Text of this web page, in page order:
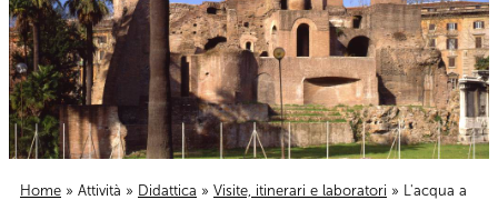
Home » Attività » Didattica » Visite, itinerari e laboratori » L'acqua a